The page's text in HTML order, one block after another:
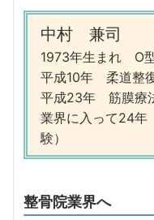
中村 兼司
1973年生まれ O
平成10年 柔道整
平成23年 筋膜療
業界に入って24年
験）
整骨院業界へ